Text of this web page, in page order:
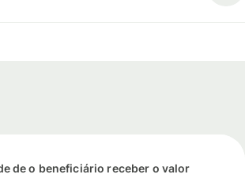
de o beneficiário receber o valor